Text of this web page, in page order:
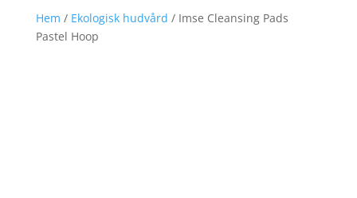
Hem / Ekologisk hudvård / Imse Cleansing Pads
Pastel Hoop